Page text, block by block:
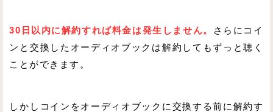
30日以内に解約すれば料金は発生しません。
さらにコイ
ンと交換したオーディオブックは解約してもずっと聴く
ことができます。
しかしコインをオーディオブックに交換する前に解約す